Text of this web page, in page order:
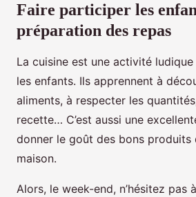
Faire participer les
préparation des repas
La cuisine est une activité
les enfants. Ils apprennent à
aliments, à respecter les
recette… C’est aussi une
donner le goût des bons produits
maison.
Alors, le week-end, n’hésitez pas